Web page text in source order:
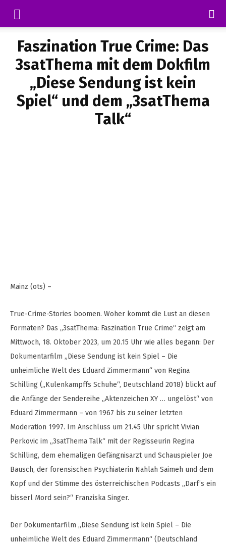
Faszination True Crime: Das
3satThema mit dem Dokfilm
„Diese Sendung ist kein
Spiel“ und dem „3satThema
Talk“
Mainz (ots) –
True-Crime-Stories boomen. Woher kommt die Lust an diesen
Formaten? Das „3satThema: Faszination True Crime“ zeigt am
Mittwoch, 18. Oktober 2023, um 20.15 Uhr wie alles begann: Der
Dokumentarfilm „Diese Sendung ist kein Spiel – Die
unheimliche Welt des Eduard Zimmermann“ von Regina
Schilling („Kulenkampffs Schuhe“, Deutschland 2018) blickt auf
die Anfänge der Sendereihe „Aktenzeichen XY … ungelöst“ von
Eduard Zimmermann – von 1967 bis zu seiner letzten
Moderation 1997. Im Anschluss um 21.45 Uhr spricht Vivian
Perkovic im „3satThema Talk“ mit der Regisseurin Regina
Schilling, dem ehemaligen Gefängnisarzt und Schauspieler Joe
Bausch, der forensischen Psychiaterin Nahlah Saimeh und dem
Kopf und der Stimme des österreichischen Podcasts „Darf’s ein
bisserl Mord sein?“ Franziska Singer.
Der Dokumentarfilm „Diese Sendung ist kein Spiel – Die
unheimliche Welt des Eduard Zimmermann“ (Deutschland